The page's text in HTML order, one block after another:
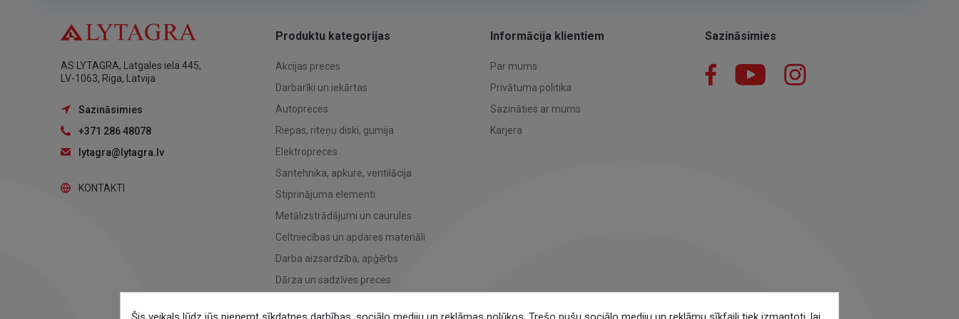
AS LYTAGRA, Latgales iela 445,
LV-1063, Riga, Latvija
Sazināsimies
+371 286 48078
lytagra@lytagra.lv
KONTAKTI
Produktu kategorijas
Akcijas preces
Darbarīki un iekārtas
Autopreces
Riepas, riteņu diski, gumija
Elektropreces
Santehnika, apkure, ventilācija
Stiprinājuma elementi
Metālizstrādājumi un caurules
Celtniecības un apdares materiāli
Darba aizsardzība, apģērbs
Dārza un sadzīves preces
Informācija klientiem
Par mums
Privātuma politika
Sazināties ar mums
Karjera
Sazināsimies
Facebook YouTube